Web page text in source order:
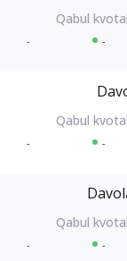
- -
- -
- -